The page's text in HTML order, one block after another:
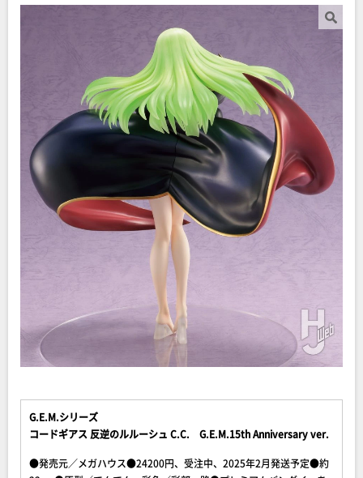
G.E.M.シリーズ
コードギアス 反逆のルルーシュ C.C. G.E.M.15th Anniversary ver.
●発売元／メガハウス●24200円、受注中、2025年2月発送予定●約